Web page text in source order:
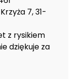
7, 31-
z rysikiem
dziękuje za